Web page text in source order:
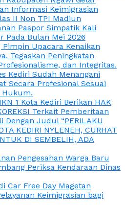
Informasi Keimigrasian
II Non TPI Madiun
Paspor Simpatik Kali
Pada Bulan Mei 2026
Upacara Kenaikan
Tegaskan Peningkatan
dan Integritas.
Kediri Sudah Menangani
Secara Profesional Sesuai
Hukum.
1 Kota Kediri Berikan HAK
Terkait Pemberitaan
Dengan Judul “PERILAKU
KEDIRI NYLENEH, CURHAT
DI SEMBELIH, ADA
Pengesahan Warga Baru
Periksa Kendaraan Dinas
Car Free Day Magetan
Keimigrasian bagi